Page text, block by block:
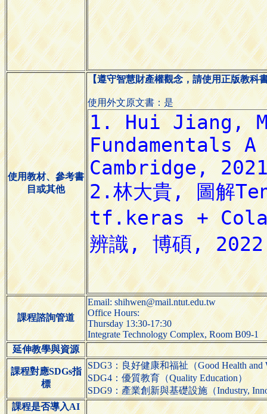
使用教材、參考書
目或其他
【遵守智慧財產權觀念，請使用正版教科
使用外文原文書：是
課程諮詢管道
Email: shihwen@mail.ntut.edu.tw
Office Hours:
Thursday 13:30-17:30
Integrate Technology Complex, Room B09-1
延伸教學與資源
課程對應SDGs指
標
SDG3：良好健康和福祉（Good Health and
SDG4：優質教育（Quality Education）
SDG9：產業創新與基礎設施（Industry,
課程是否導入AI